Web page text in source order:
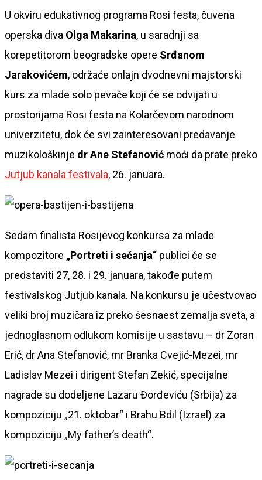
U okviru edukativnog programa Rosi festa, čuvena
operska diva Olga Makarina, u saradnji sa
korepetitorom beogradske opere Srđanom
Jarakovićem, održaće onlajn dvodnevni majstorski
kurs za mlade solo pevače koji će se odvijati u
prostorijama Rosi festa na Kolarčevom narodnom
univerzitetu, dok će svi zainteresovani predavanje
muzikološkinje dr Ane Stefanović moći da prate preko
Jutjub kanala festivala, 26. januara.
Sedam finalista Rosijevog konkursa za mlade
kompozitore „Portreti i sećanja“ publici će se
predstaviti 27, 28. i 29. januara, takođe putem
festivalskog Jutjub kanala. Na konkursu je učestvovao
veliki broj muzičara iz preko šesnaest zemalja sveta, a
jednoglasnom odlukom komisije u sastavu – dr Zoran
Erić, dr Ana Stefanović, mr Branka Cvejić-Mezei, mr
Ladislav Mezei i dirigent Stefan Zekić, specijalne
nagrade su dodeljene Lazaru Đorđeviću (Srbija) za
kompoziciju „21. oktobar“ i Brahu Bdil (Izrael) za
kompoziciju „My father’s death“.